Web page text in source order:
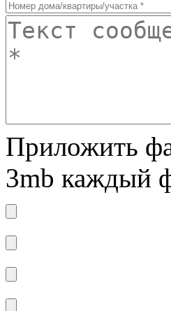
Приложить
3mb каждый